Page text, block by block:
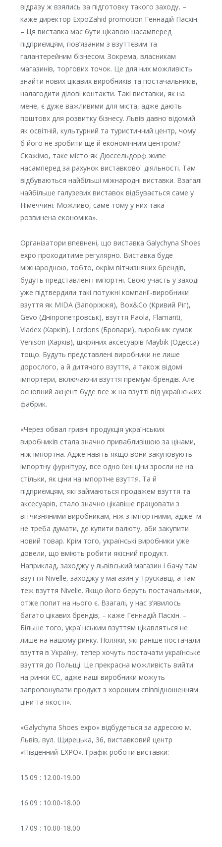
відразу ж взялись за підготовку такого заходу, –
каже директор ExpoZahid promotion Геннадій Пасхін.
– Ця виставка має бути цікавою насамперед
підприємцям, пов’язаним з взуттєвим та
галантерейним бізнесом. Зокрема, власникам
магазинів, торгових точок. Це для них можливість
знайти нових цікавих виробників та постачальників,
налагодити ділові контакти. Такі виставки, як на
мене, є дуже важливими для міста, адже дають
поштовх для розвитку бізнесу. Львів давно відомий
як освітній, культурний та туристичний центр, чому
б його не зробити ще й економічним центром?
Скажімо, таке місто як Дюссельдорф живе
насамперед за рахунок виставкової діяльності. Там
відбуваються найбільші міжнародні виставки. Взагалі
найбільше галузевих виставок відбувається саме у
Німеччині. Можливо, саме тому у них така
розвинена економіка».
Організатори впевнені, що виставка Galychyna Shoes
expo проходитиме регулярно. Виставка буде
міжнародною, тобто, окрім вітчизняних брендів,
будуть представлені і імпортні. Свою участь у заході
уже підтвердили такі потужні компанії-виробники
взуття як MIDA (Запоріжжя), Box&Co (Кривий Ріг),
Gevo (Дніпропетровськ), взуття Paola, Flamanti,
Vladex (Харків), Lordons (Бровари), виробник сумок
Venison (Харків), шкіряних аксесуарів Maybik (Одесса)
тощо. Будуть представлені виробники не лише
дорослого, а й дитячого взуття, а також відомі
імпортери, включаючи взуття преміум-брендів. Але
основний акцент буде все ж на взутті від українських
фабрик.
«Через обвал гривні продукція українських
виробників стала значно привабливішою за цінами,
ніж імпортна. Адже навіть якщо вони закуповують
імпортну фурнітуру, все одно їхні ціни зросли не на
стільки, як ціни на імпортне взуття. Та й
підприємцям, які займаються продажем взуття та
аксесуарів, стало значно цікавіше працювати з
вітчизняними виробникам, ніж з імпортними, адже їм
не треба думати, де купити валюту, аби закупити
новий товар. Крім того, українські виробники уже
довели, що вміють робити якісний продукт.
Наприклад, заходжу у львівський магазин і бачу там
взуття Nivelle, заходжу у магазин у Трускавці, а там
теж взуття Nivelle. Якщо його беруть постачальники,
отже попит на нього є. Взагалі, у нас з’явилось
багато цікавих брендів, – каже Геннадій Пасхін. –
Більше того, українським взуттям цікавляться не
лише на нашому ринку. Поляки, які раніше постачали
взуття в Україну, тепер хочуть постачати українське
взуття до Польщі. Це прекрасна можливість вийти
на ринки ЄС, адже наші виробники можуть
запропонувати продукт з хорошим співвідношенням
ціни та якості».
«Galychyna Shoes expo» відбудеться за адресою м.
Львів, вул. Щирецька, 36, виставковий центр
«Південний-EXPO». Графік роботи виставки:
15.09 : 12.00-19.00
16.09 : 10.00-18.00
17.09 : 10.00-18.00